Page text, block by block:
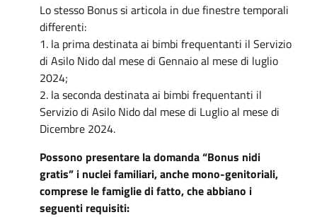
Lo stesso Bonus si articola in due finestre temporali
differenti:
1. la prima destinata ai bimbi frequentanti il Servizio
di Asilo Nido dal mese di Gennaio al mese di luglio
2024;
2. la seconda destinata ai bimbi frequentanti il
Servizio di Asilo Nido dal mese di Luglio al mese di
Dicembre 2024.
Possono presentare la domanda “Bonus nidi
gratis” i nuclei familiari, anche mono-genitoriali,
comprese le famiglie di fatto, che abbiano i
seguenti requisiti: